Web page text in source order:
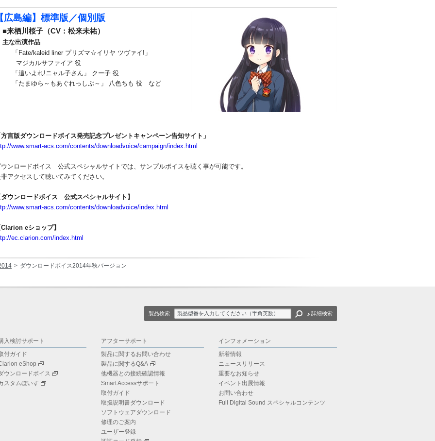
【広島編】標準版／個別版
来栖川桜子（CV：松来未祐）
な出演作品
Fate/kaleid liner プリズマ☆イリヤ ツヴァイ!」
ジカルサファイア 役
這いよれ!ニャル子さん」 クー子 役
たまゆら～もあぐれっしぶ～」 八色ちも 役 など
方言版ダウンロードボイス発売記念プレゼントキャンペーン告知サイト」
www.smart-acs.com/contents/downloadvoice/campaign/index.html
ウンロードボイス 公式スペシャルサイトでは、サンプルボイスを聴く事が可能です。
アクセスして聴いてみてください。
ダウンロードボイス 公式スペシャルサイト】
www.smart-acs.com/contents/downloadvoice/index.html
Clarion eショップ】
ec.clarion.com/index.html
ダウンロードボイス2014年秋バージョン
製品検索 詳細検索
入検討サポート
付ガイド
eShop
ウンロードボイス
スタムぼいす
アフターサポート
製品に関するお問い合わせ
製品に関するQ&A
他機器との接続確認情報
Smart Accessサポート
取付ガイド
取扱説明書ダウンロード
ソフトウェアダウンロード
修理のご案内
ユーザー登録
インフォメーション
新着情報
ニュースリリース
重要なお知らせ
イベント出展情報
お問い合わせ
Full Digital Sound スペシャルコンテンツ